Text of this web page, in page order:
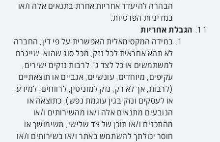
הבהרה להיעדר אחריות אחרת בתנאים אלה ו/או
במדיניות הפרטיות.
הגבלת אחריות
במידה המקסימאלית האפשרית על פי דין, החברה
לא תהא אחראית לכל נזק, מכל סוג שהוא, שייגרם
למשתמשים או כל לצד ג', לרבות נזקים ישירים,
עקיפים, מיוחדים, עונשיים, אגביים או תוצאתיים
(לרבות, אך לא רק, נזק למוניטין, לרווחים, למידע,
או לעסקים ונזק בגין עוגמת נפש), כתוצאה או
הנובעים מתנאים אלה ו/או מהשירותים ו/או
מהתכנים ו/או תוכן של צד שלישי, משימושך או
חוסר יכולתך להשתמש באתר ו/או בשירותים ו/או